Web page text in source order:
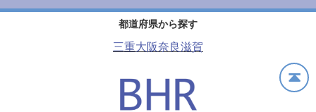
都道府県から探す
三重大阪奈良滋賀